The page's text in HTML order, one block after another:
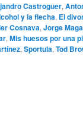
Castroguer,
y la flecha, El
Cosnava, Jorge
, Mis huesos por una
, Sportula, Tod